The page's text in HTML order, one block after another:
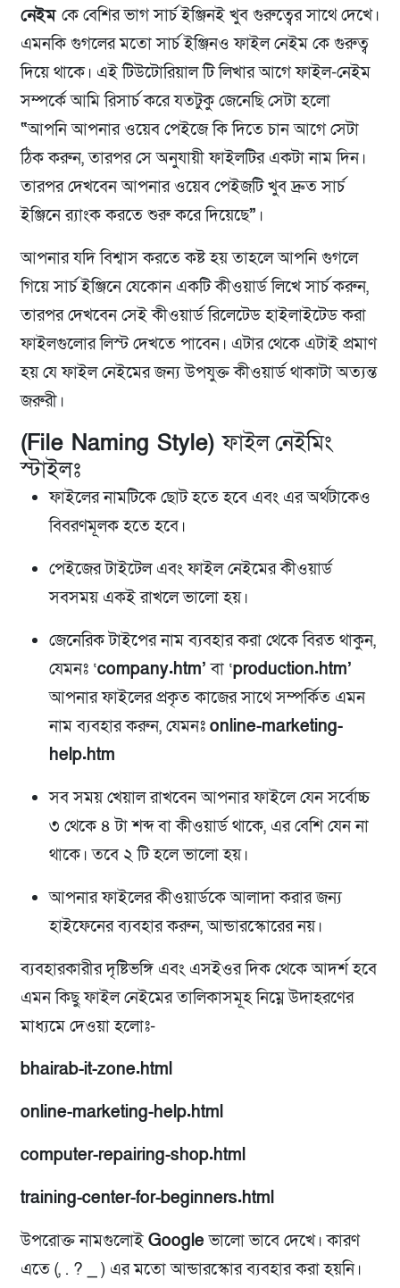
নেইমকে বেশির ভাগ সার্চ ইঞ্জিনই খুব গুরুত্বের সাথে দেখে।
এমনকি গুগলের মতো সার্চ ইঞ্জিনও ফাইল নেইম কে গুরুত্ব
দিয়ে থাকে। এই টিউটোরিয়াল টি লিখার আগে ফাইল-নেইম
সম্পর্কে আমি রিসার্চ করে যতটুকু জেনেছি সেটা হলো
“আপনি আপনার ওয়েব পেইজে কি দিতে চান আগে সেটা
ঠিক করুন, তারপর সে অনুযায়ী ফাইলটির একটা নাম দিন।
তারপর দেখবেন আপনার ওয়েব পেইজটি খুব দ্রুত সার্চ
ইঞ্জিনে র‍্যাংক করতে শুরু করে দিয়েছে” ।
আপনার যদি বিশ্বাস করতে কষ্ট হয় তাহলে আপনি গুগলে
গিয়ে সার্চ ইঞ্জিনে যেকোন একটি কীওয়ার্ড লিখে সার্চ করুন,
তারপর দেখবেন সেই কীওয়ার্ড রিলেটেড হাইলাইটেড করা
ফাইলগুলোর লিস্ট দেখতে পাবেন। এটার থেকে এটাই প্রমাণ
হয় যে ফাইল নেইমের জন্য উপযুক্ত কীওয়ার্ড থাকাটা অত্যন্ত
জরুরী।
(File Naming Style)ফাইল নেইমিং
স্টাইলঃ
ফাইলের নামটিকে ছোট হতে হবে এবং এর অর্থটাকেও
বিবরণমূলক হতে হবে।
পেইজের টাইটেল এবং ফাইল নেইমের কীওয়ার্ড
সবসময় একই রাখলে ভালো হয়।
জেনেরিক টাইপের নাম ব্যবহার করা থেকে বিরত থাকুন,
যেমনঃ ‘company.htm’বা ‘production.htm’
আপনার ফাইলের প্রকৃত কাজের সাথে সম্পর্কিত এমন
নাম ব্যবহার করুন, যেমনঃonline-marketing-
help.htm
সব সময় খেয়াল রাখবেন আপনার ফাইলে যেন সর্বোচ্চ
৩ থেকে ৪ টা শব্দ বা কীওয়ার্ড থাকে, এর বেশি যেন না
থাকে। তবে ২ টি হলে ভালো হয়।
আপনার ফাইলের কীওয়ার্ডকে আলাদা করার জন্য
হাইফেনের ব্যবহার করুন, আন্ডারস্কোরের নয়।
ব্যবহারকারীর দৃষ্টিভঙ্গি এবং এসইওর দিক থেকে আদর্শ হবে
এমন কিছু ফাইল নেইমের তালিকাসমূহ নিম্নে উদাহরণের
মাধ্যমে দেওয়া হলোঃ-
bhairab-it-zone.html
online-marketing-help.html
computer-repairing-shop.html
training-center-for-beginners.html
উপরোক্ত নামগুলোইGoogleভালো ভাবে দেখে। কারণ
এতে (, . ? _ ) এর মতো আন্ডারস্কোর ব্যবহার করা হয়নি।